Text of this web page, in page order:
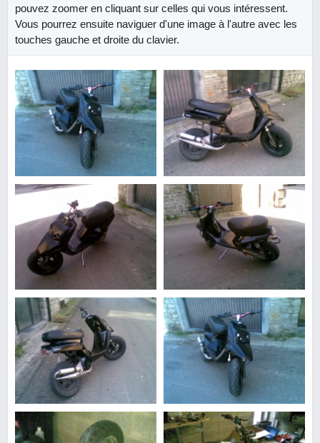
pouvez zoomer en cliquant sur celles qui vous intéressent.
Vous pourrez ensuite naviguer d'une image à l'autre avec les
touches gauche et droite du clavier.